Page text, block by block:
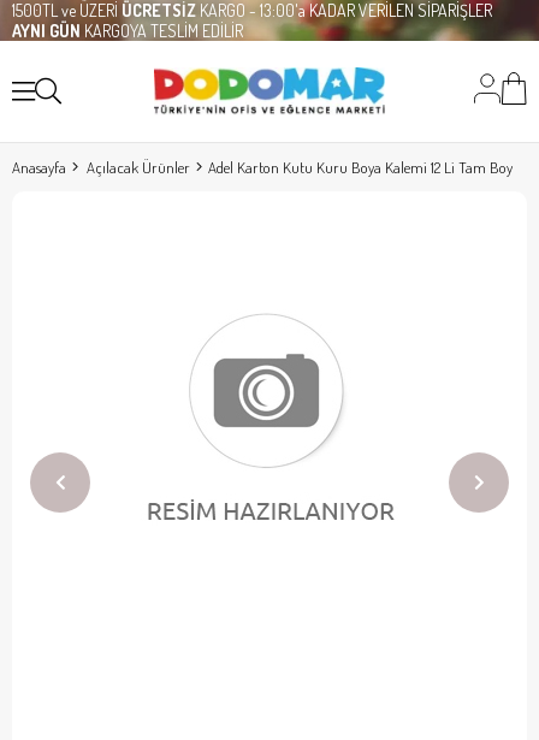
1500TL ve ÜZERİ ÜCRETSİZ KARGO - 13:00'a KADAR VERİLEN SİPARİŞLER
AYNI GÜN KARGOYA TESLİM EDİLİR
Anasayfa Açılacak Ürünler Adel Karton Kutu Kuru Boya Kalemi 12 Li Tam Boy